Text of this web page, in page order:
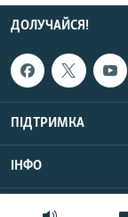
ДОЛУЧАЙСЯ!
ПІДТРИМКА
ІНФО